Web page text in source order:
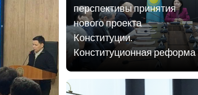
перспективы принятия
нового проекта
Конституции.
Конституционная реформа